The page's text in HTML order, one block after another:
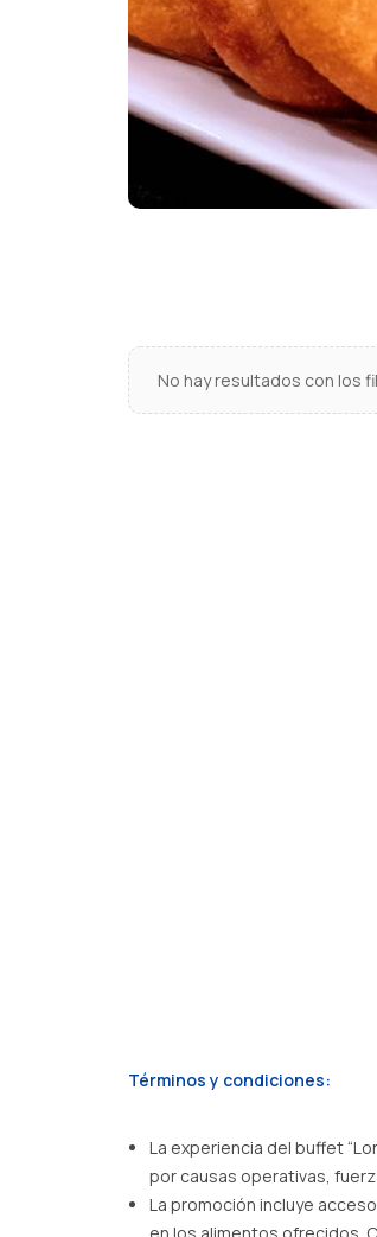
No hay resultados con los
Términos y condiciones:
La experiencia del buffet
por causas operativas,
La promoción incluye